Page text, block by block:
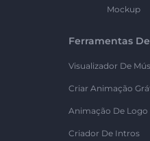
Mockup
Ferramentas
Visualizador De
Criar Animação
Animação De Logo
Criador De Intros